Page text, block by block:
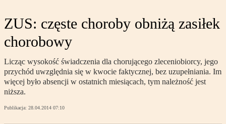
ZUS: częste choroby obniżą zasiłek
chorobowy
Licząc wysokość świadczenia dla chorującego zleceniobiorcy, jego
przychód uwzględnia się w kwocie faktycznej, bez uzupełniania. Im
więcej było absencji w ostatnich miesiącach, tym należność jest
niższa.
Publikacja: 28.04.2014 07:10